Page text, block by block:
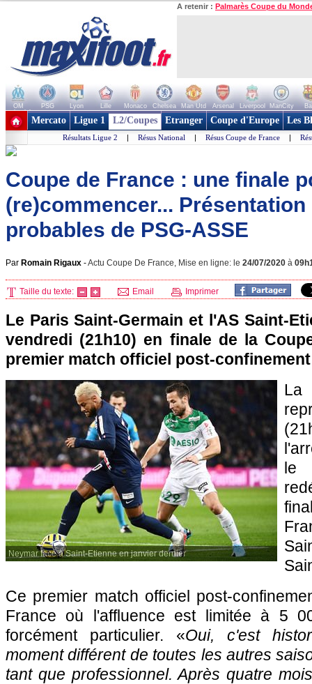
A retenir : Palmarès Coupe du
OM PSG Lyon Lille Monaco Chelsea Man Utd Arsenal Liverpool ManCity
+ de clubs
Mercato Ligue 1 L2/Coupes Etranger Coupe d'Europe Les
Résultats Ligue 2 | Résus National | Résus Coupe de France |
Coupe de France : une finale
(re)commencer...
probables de PSG-ASSE
Par Romain Rigaux -Actu Coupe De France, Mise en ligne: le 24/07/2020 à
Taille du texte: Email Imprimer
Le Paris Saint-Germain et l'AS Saint-
vendredi (21h10) en finale de la
premier match officiel post-
Neymar face à Saint-Etienne en janvier dernier
La
le
Ce premier match officiel post-
France où l'affluence est limitée à 5
forcément particulier. «Oui, c'est
moment différent de toutes les autres
tant que professionnel. Après quatre